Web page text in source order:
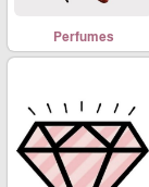
Perfumes